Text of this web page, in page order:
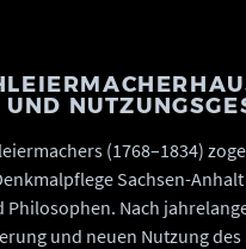
(1768–1834)
Sachsen-
Nach
und neuen Nutzung